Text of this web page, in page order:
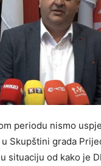
periodu nismo
Skupštini grada
situaciju od kako je